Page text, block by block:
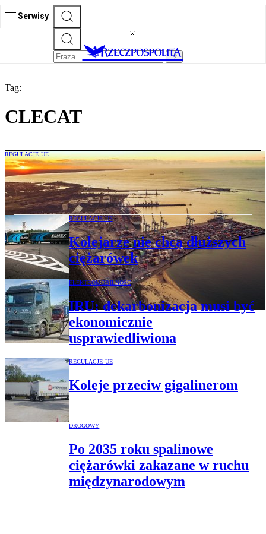
Serwisy
Tag:
CLECAT
REGULACJE UE
Branża transportowa walczy o
finansowanie infrastruktury
REGULACJE UE
Kolejarze nie chcą dłuższych
ciężarówek
ELEKTROMOBILNOŚĆ
IRU: dekarbonizacja musi być
ekonomicznie
usprawiedliwiona
REGULACJE UE
Koleje przeciw gigalinerom
DROGOWY
Po 2035 roku spalinowe
ciężarówki zakazane w ruchu
międzynarodowym